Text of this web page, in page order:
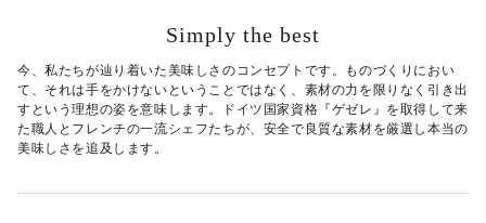
Simply the best
今、私たちが辿り着いた美味しさのコンセプトです。ものづくりにおい
て、それは手をかけないということではなく、素材の力を限りなく引き出
すという理想の姿を意味します。ドイツ国家資格『ゲゼレ』を取得して来
た職人とフレンチの一流シェフたちが、安全で良質な素材を厳選し本当の
美味しさを追及します。